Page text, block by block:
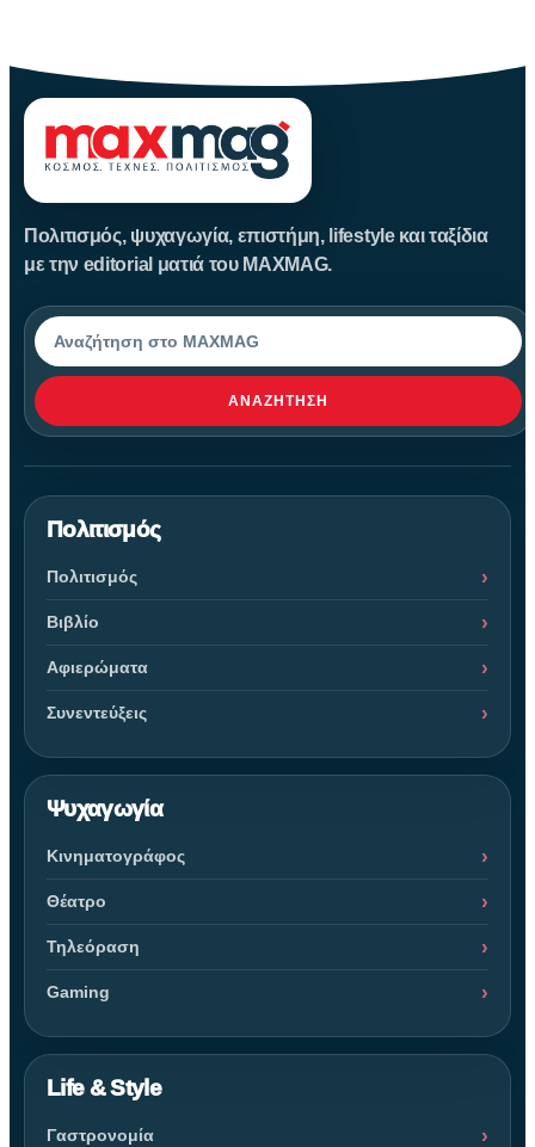
Πολιτισμός, ψυχαγωγία, επιστήμη, lifestyle και ταξίδια
με την editorial ματιά του MAXMAG.
Αναζήτηση
ΑΝΑΖΉΤΗΣΗ
Πολιτισμός
Πολιτισμός
Βιβλίο
Αφιερώματα
Συνεντεύξεις
Ψυχαγωγία
Κινηματογράφος
Θέατρο
Τηλεόραση
Gaming
Life & Style
Γαστρονομία